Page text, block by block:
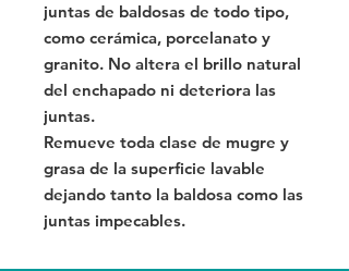
juntas de baldosas de todo tipo,
como cerámica, porcelanato y
granito. No altera el brillo natural
del enchapado ni deteriora las
juntas.
Remueve toda clase de mugre y
grasa de la superficie lavable
dejando tanto la baldosa como las
juntas impecables.